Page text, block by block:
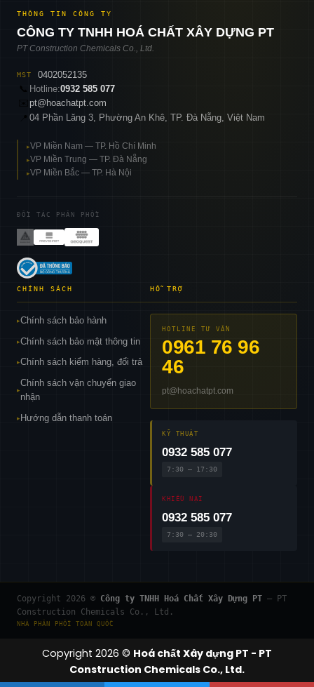
THÔNG TIN CÔNG TY
CÔNG TY TNHH HOÁ CHẤT XÂY DỰNG PT
PT Construction Chemicals Co., Ltd.
MST
0402052135
📞 Hotline:0932 585 077
pt@hoachatpt.com
04 Phần Lăng 3, Phường An Khê, TP. Đà Nẵng, Việt Nam
▸VP Miền Nam — TP. Hồ Chí Minh
▸VP Miền Trung — TP. Đà Nẵng
▸VP Miền Bắc — TP. Hà Nội
ĐỐI TÁC PHÂN PHỐI
CHÍNH SÁCH
▸Chính sách bảo hành
▸Chính sách bảo mật thông tin
▸Chính sách kiểm hàng, đổi trả
▸
Chính sách vận chuyển giao
nhận
▸ Hướng dẫn thanh toán
HỖ TRỢ
HOTLINE TƯ VẤN
0961 76 96
46
pt@hoachatpt.com
KỸ THUẬT
0932 585 077
7:30 – 17:30
KHIẾU NẠI
0932 585 077
7:30 – 20:30
Copyright 2026 © Công ty TNHH Hoá Chất Xây Dựng PT — PT
Construction Chemicals Co., Ltd.
NHÀ PHÂN PHỐI TOÀN QUỐC
Copyright 2026 © Hoá chất Xây dựng PT - PT
Construction Chemicals Co., Ltd.